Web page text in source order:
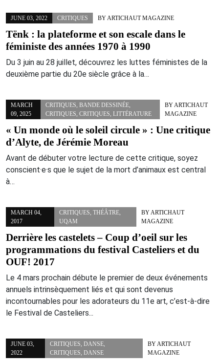
JUNE 03, 2022 CRITIQUES BYARTICHAUT MAGAZINE
Tënk : la plateforme et son escale dans le
féministe des années 1970 à 1990
Du 3 juin au 28 juillet, découvrez les luttes féministes de la
deuxième partie du 20e siècle grâce à la…
MARCH
09, 2025
CRITIQUES,BANDE DESSINÉE,
CRITIQUES,CRITIQUES,LITTÉRATURE
BYARTICHAUT
MAGAZINE
« Un monde où le soleil circule » : Une critique
d’Alyte, de Jérémie Moreau
Avant de débuter votre lecture de cette critique, soyez
conscient·e·s que le sujet de la mort d’animaux est central
à…
MARCH 04,
2017
CRITIQUES,THÉÂTRE,
UQAM
BYARTICHAUT
MAGAZINE
Derrière les castelets – Coup d’oeil sur les
programmations du festival Casteliers et du
OUF! 2017
Le 4 mars prochain débute le premier de deux événements
annuels intrinsèquement liés et qui sont devenus
incontournables pour les adorateurs du 11e art, c’est-à-dire
le Festival de Casteliers...
JUNE 03,
2022
CRITIQUES, DANSE,
CRITIQUES, DANSE
BYARTICHAUT
MAGAZINE